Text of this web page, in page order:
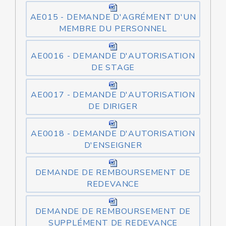
AE015 - DEMANDE D'AGRÉMENT D'UN
MEMBRE DU PERSONNEL
AE0016 - DEMANDE D'AUTORISATION
DE STAGE
AE0017 - DEMANDE D'AUTORISATION
DE DIRIGER
AE0018 - DEMANDE D'AUTORISATION
D'ENSEIGNER
DEMANDE DE REMBOURSEMENT DE
REDEVANCE
DEMANDE DE REMBOURSEMENT DE
SUPPLÉMENT DE REDEVANCE